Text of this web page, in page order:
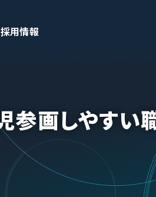
採用情報
参画しやす